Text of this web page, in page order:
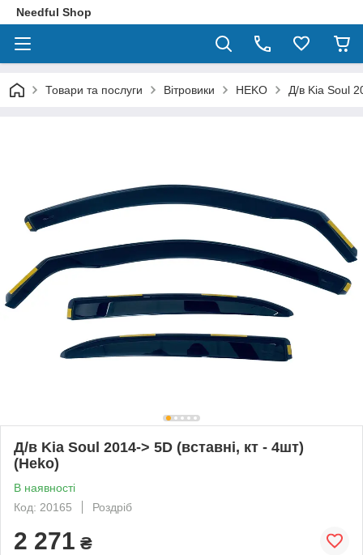
Needful Shop
Товари та послуги Вітровики HEKO Д/в Kia Soul
Д/в Kia Soul 2014-> 5D (вставні, кт - 4шт)
(Heko)
В наявності
Код: 20165
Роздріб
2 271 ₴